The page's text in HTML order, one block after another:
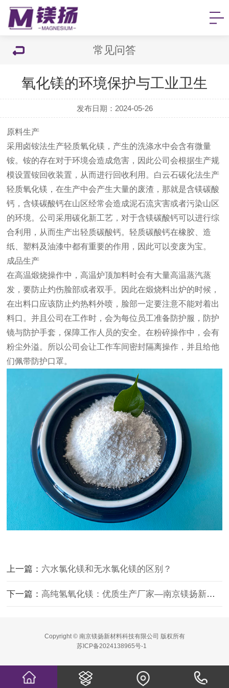
常见问答
氧化镁的环境保护与工业卫生
发布日期：2024-05-26
原料生产
采用卤铵法生产轻质氧化镁，产生的洗涤水中会含有微量
铵。铵的存在对于环境会造成危害，因此公司会根据生产规
模设置铵回收装置，从而进行回收利用。白云石碳化法生产
轻质氧化镁，在生产中会产生大量的废渣，那就是含镁碳酸
钙，含镁碳酸钙在山区经常会造成泥石流灾害或者污染山区
的环境。公司采用碳化新工艺，对于含镁碳酸钙可以进行综
合利用，从而生产出轻质碳酸钙。轻质碳酸钙在橡胶、造
纸、塑料及油漆中都有重要的作用，因此可以变废为宝。
成品生产
在高温煅烧操作中，高温炉顶加料时会有大量高温蒸汽蒸
发，要防止灼伤脸部或者双手。因此在煅烧料出炉的时候，
在出料口应该防止灼热料外喷，脸部一定要注意不能对着出
料口。并且公司在工作时，会为每位员工准备防护服，防护
镜与防护手套，保障工作人员的安全。在粉碎操作中，会有
粉尘外溢。所以公司会让工作车间密封隔离操作，并且给他
们佩带防护口罩。
上一篇： 六水氯化镁和无水氯化镁的区别？
下一篇：高纯氢氧化镁：优质生产厂家—南京镁扬新材料！
Copyright © 南京镁扬新材料科技有限公司 版权所有
苏ICP备2024138965号-1